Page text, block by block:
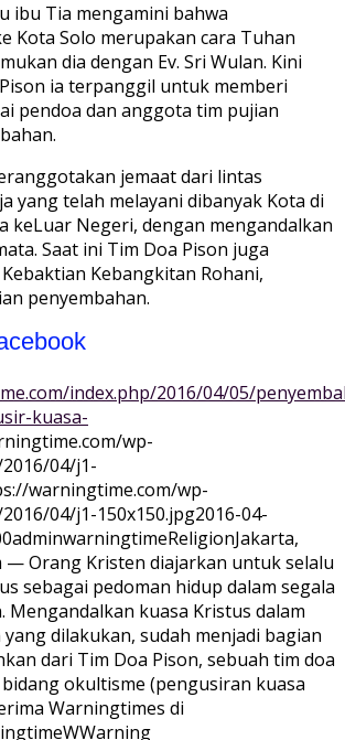
ibu Tia mengamini bahwa
Kota Solo merupakan cara Tuhan
dia dengan Ev. Sri Wulan. Kini
ia terpanggil untuk memberi
pendoa dan anggota tim pujian
jemaat dari lintas
yang telah melayani dibanyak Kota di
keLuar Negeri, dengan mengandalkan
Saat ini Tim Doa Pison juga
Kebangkitan Rohani,
penyembahan.
index.php/2016/04/05/
kuasa-
wp-
04/j1-
warningtime.com/wp-
04/j1-150x150.jpg2016-04-
adminwarningtimeReligionJakarta,
— Orang Kristen diajarkan untuk selalu
sebagai pedoman hidup dalam segala
Mengandalkan kuasa Kristus dalam
dilakukan, sudah menjadi bagian
dari Tim Doa Pison, sebuah tim doa
okultisme (pengusiran kuasa
Warningtimes di
WWarning